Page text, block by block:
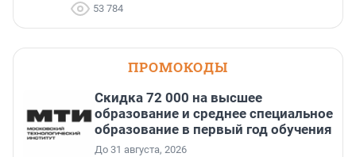
53 784
ПРОМОКОДЫ
Скидка 72 000 на высшее
образование и среднее специальное
образование в первый год обучения
До 31 августа, 2026